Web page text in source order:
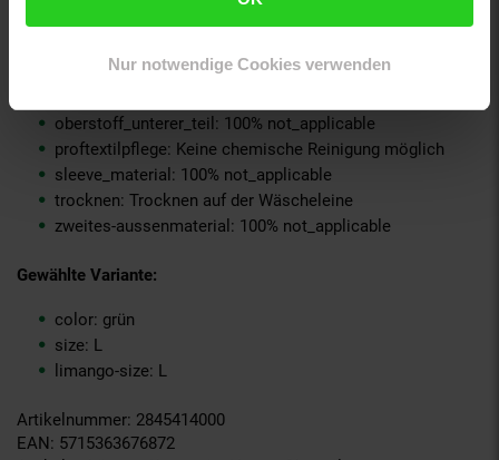
Nur notwendige Cookies verwenden
material-verzierung: 100% not_applicable
oberstoff_unterer_teil: 100% not_applicable
proftextilpflege: Keine chemische Reinigung möglich
sleeve_material: 100% not_applicable
trocknen: Trocknen auf der Wäscheleine
zweites-aussenmaterial: 100% not_applicable
Gewählte Variante:
color: grün
size: L
limango-size: L
Artikelnummer: 2845414000
EAN: 5715363676872